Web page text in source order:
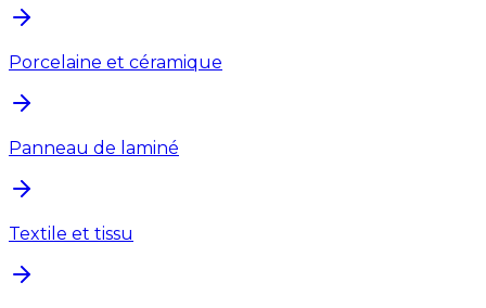
Porcelaine et céramique
Panneau de laminé
Textile et tissu